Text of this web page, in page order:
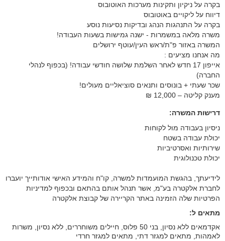
בקרה על ניקיון ותקינות מערכות האוטובוס
דיווח על ליקויים באוטובוס
בקרה על התנהגות הנהג ובדיקות נסיעות נוסע
משרה מלאה במשמרות - ישנה גמישות בשעות העבודה!
המשרה באזור פ"ת/ראש העין/עוטף ירושלים
מה אנחנו מציעים :
אייפון 17 חדש לאחר השלמת שלושה חודשי עבודה! (בכפוף לנהלי
החברה)
שכר שעתי + בונוסים ותנאים סוציאליים מעולים!
מענק קליטה – 12,000 ₪
דרישות המשרה:
ניסיון בעבודה מול לקוחות
יכולת עבודה בשטח
שירותיות ואסרטיביות
יכולת טכנולוגית
לידיעתך, בהגשת המועמדות למשרה, קו"ח והמידע האישי אודותייך יועברו
לחברת אלקטרה בע"מ, אשר תנהל אותם בהתאם ובכפוף למדיניות
הפרטיות שלה הזמינה באתר הקריירה של קבוצת אלקטרה
מתאים ל:
אקדמאים ללא נסיון, בני 50 פלוס, חיילים משוחררים, ללא נסיון, משרות
לאמהות, מתאים למגזר דתי, מתאים למגזר חרדי